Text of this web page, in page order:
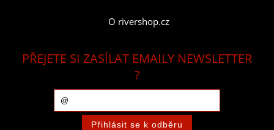
O rivershop.cz
PŘEJETE SI ZASÍLAT EMAILY NEWSLETTER
?